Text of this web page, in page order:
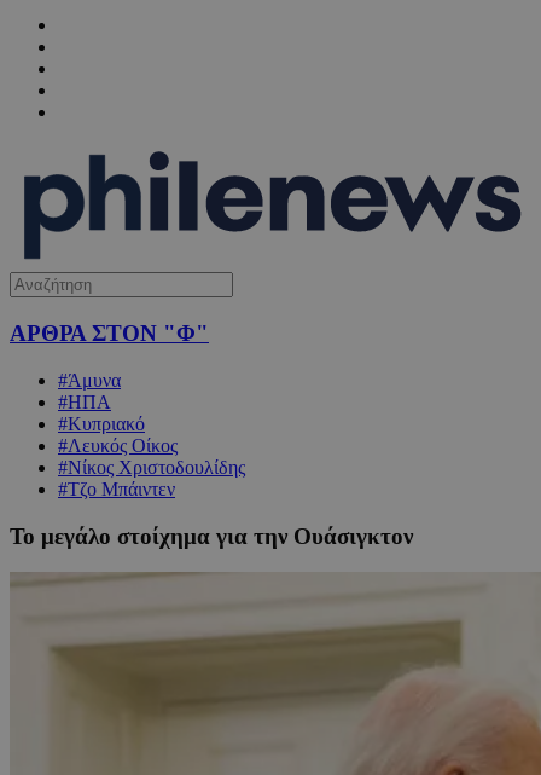
ΑΡΘΡΑ ΣΤΟΝ "Φ"
#Άμυνα
#ΗΠΑ
#Κυπριακό
#Λευκός Οίκος
#Νίκος Χριστοδουλίδης
#Τζο Μπάιντεν
Το μεγάλο στοίχημα για την Ουάσιγκτον